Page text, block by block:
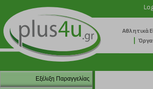
Αθλητικά
Εξέλιξη Παραγγελίας